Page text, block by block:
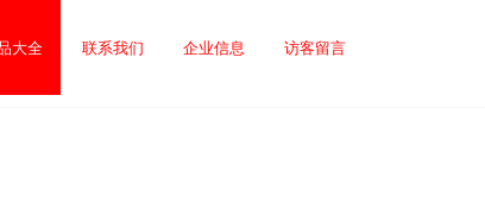
大全 联系我们 企业信息 访客留言